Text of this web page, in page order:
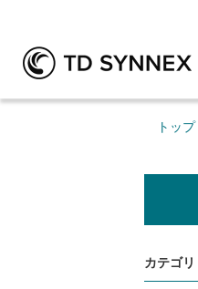
トップ
カテゴリ